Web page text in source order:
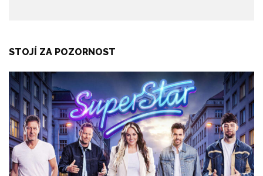
STOJÍ ZA POZORNOST